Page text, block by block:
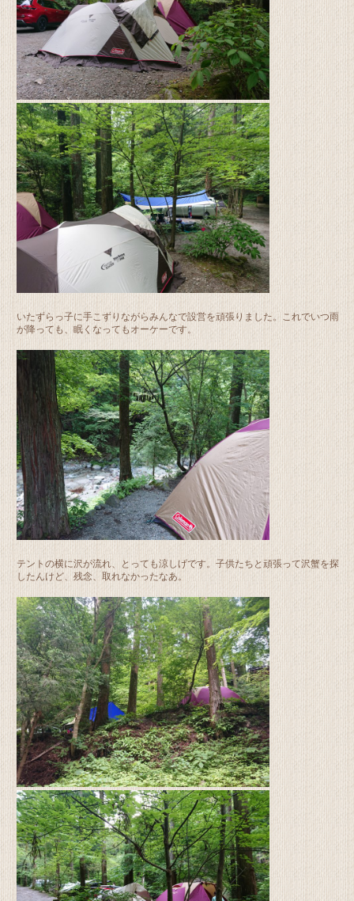
いたずらっ子に手こずりながらみんなで設営を頑張りました。これでいつ雨
が降っても、眠くなってもオーケーです。
テントの横に沢が流れ、とっても涼しげです。子供たちと頑張って沢蟹を探
したんけど、残念、取れなかったなあ。